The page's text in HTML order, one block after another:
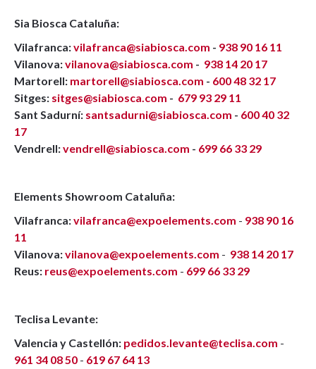
Sia Biosca Cataluña:
Vilafranca:vilafranca@siabiosca.com - 938 90 16 11
Vilanova:vilanova@siabiosca.com - 938 14 20 17
Martorell: martorell@siabiosca.com - 600 48 32 17
Sitges: sitges@siabiosca.com - 679 93 29 11
Sant Sadurní: santsadurni@siabiosca.com - 600 40 32
17
Vendrell:vendrell@siabiosca.com - 699 66 33 29
Elements Showroom Cataluña:
Vilafranca:vilafranca@expoelements.com - 938 90 16
11
Vilanova:vilanova@expoelements.com - 938 14 20 17
Reus: reus@expoelements.com - 699 66 33 29
Teclisa Levante:
Valencia y Castellón: pedidos.levante@teclisa.com -
961 34 08 50 - 619 67 64 13